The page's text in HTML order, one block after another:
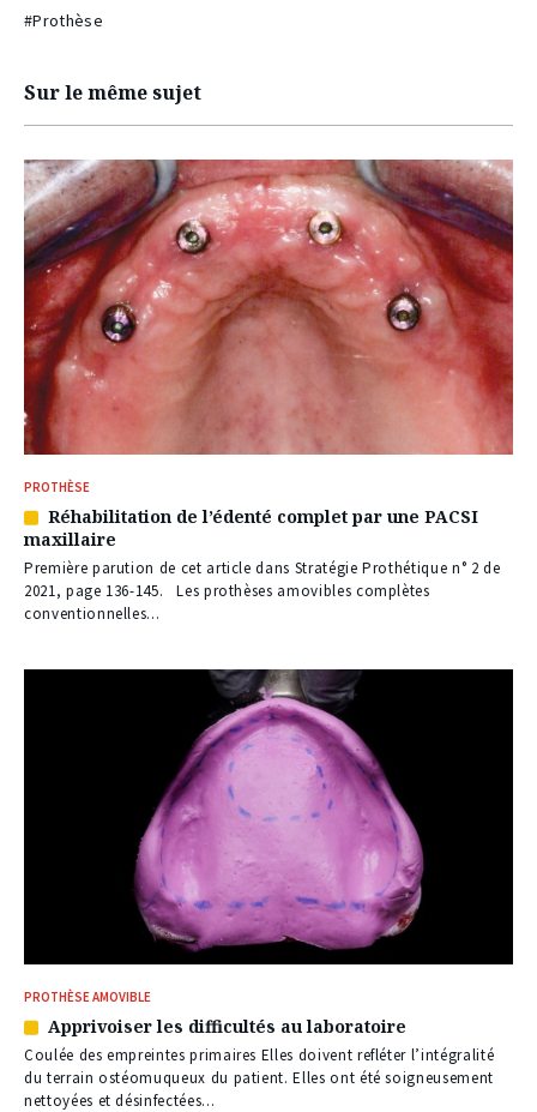
#Prothèse
Sur le même sujet
PROTHÈSE
Article
réservé
à
nos
abonnés
Réhabilitation de l’édenté complet par une PACSI
maxillaire
Première parution de cet article dans Stratégie Prothétique n° 2 de
2021, page 136-145. Les prothèses amovibles complètes
conventionnelles...
PROTHÈSE AMOVIBLE
Article
réservé
à
nos
Apprivoiser les difficultés au laboratoire
Coulée des empreintes primaires Elles doivent refléter l’intégralité
du terrain ostéomuqueux du patient. Elles ont été soigneusement
nettoyées et désinfectées...